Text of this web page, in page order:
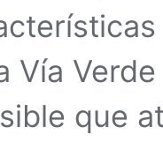
Vía
que